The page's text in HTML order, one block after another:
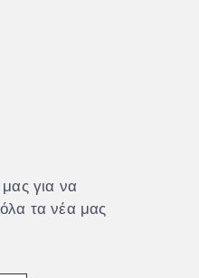
για να
τα νέα μας